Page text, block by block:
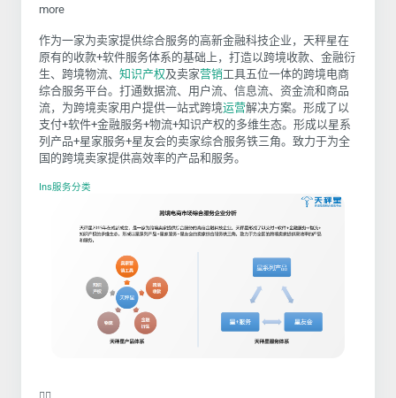
more
作为一家为卖家提供综合服务的高新金融科技企业，天秤星在
原有的收款+软件服务体系的基础上，打造以跨境收款、金融衍
生、跨境物流、 知识产权及卖家营销工具五位一体的跨境电商
综合服务平台。打通数据流、用户流、信息流、资金流和商品
流，为跨境卖家用户提供一站式跨境运营解决方案。形成了以
支付+软件+金融服务+物流+知识产权的多维生态。形成以星系
列产品+星家服务+星友会的卖家综合服务铁三角。致力于为全
国的跨境卖家提供高效率的产品和服务。
Ins服务分类